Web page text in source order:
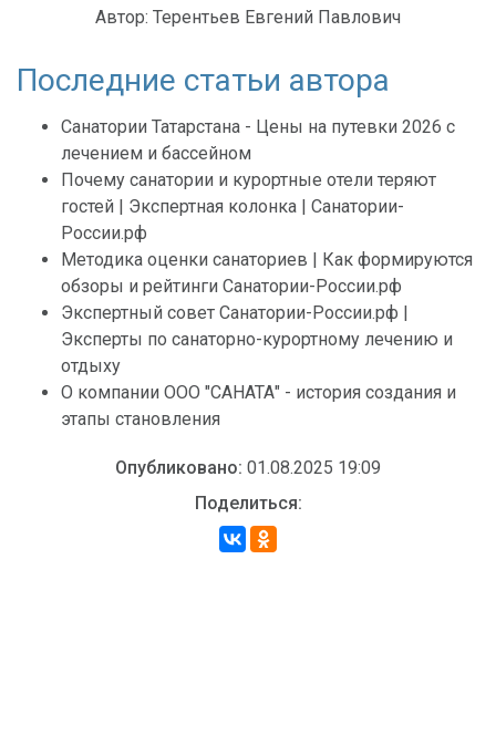
Автор: Терентьев Евгений Павлович
Последние статьи автора
Санатории Татарстана - Цены на путевки 2026 с
лечением и бассейном
Почему санатории и курортные отели теряют
гостей | Экспертная колонка | Санатории-
России.рф
Методика оценки санаториев | Как формируются
обзоры и рейтинги Санатории-России.рф
Экспертный совет Санатории-России.рф |
Эксперты по санаторно-курортному лечению и
отдыху
О компании ООО "САНАТА" - история создания и
этапы становления
Опубликовано: 01.08.2025 19:09
Поделиться: